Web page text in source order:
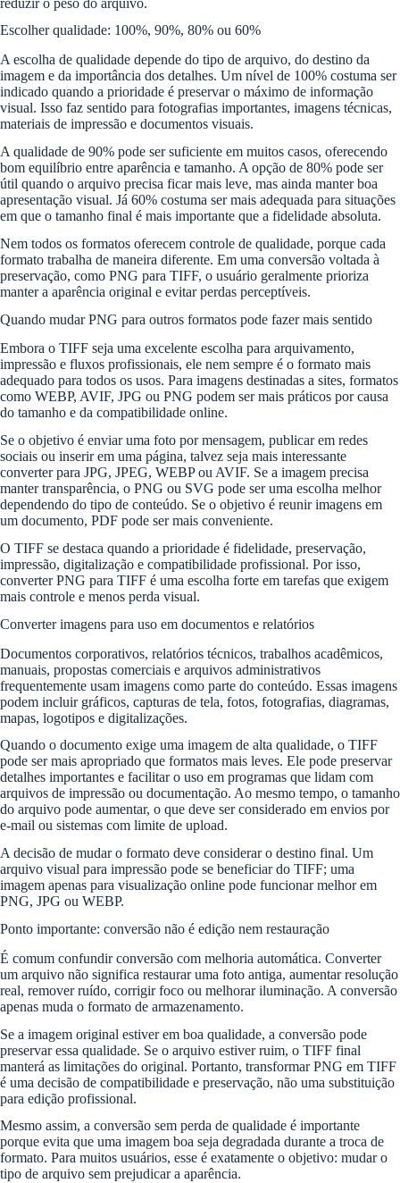
Escolher qualidade: 100%, 90%, 80% ou 60%
A escolha de qualidade depende do tipo de arquivo, do destino da
imagem e da importância dos detalhes. Um nível de 100% costuma ser
indicado quando a prioridade é preservar o máximo de informação
visual. Isso faz sentido para fotografias importantes, imagens técnicas,
materiais de impressão e documentos visuais.
A qualidade de 90% pode ser suficiente em muitos casos, oferecendo
bom equilíbrio entre aparência e tamanho. A opção de 80% pode ser
útil quando o arquivo precisa ficar mais leve, mas ainda manter boa
apresentação visual. Já 60% costuma ser mais adequada para situações
em que o tamanho final é mais importante que a fidelidade absoluta.
Nem todos os formatos oferecem controle de qualidade, porque cada
formato trabalha de maneira diferente. Em uma conversão voltada à
preservação, como PNG para TIFF, o usuário geralmente prioriza
manter a aparência original e evitar perdas perceptíveis.
Quando mudar PNG para outros formatos pode fazer mais sentido
Embora o TIFF seja uma excelente escolha para arquivamento,
impressão e fluxos profissionais, ele nem sempre é o formato mais
adequado para todos os usos. Para imagens destinadas a sites, formatos
como WEBP, AVIF, JPG ou PNG podem ser mais práticos por causa
do tamanho e da compatibilidade online.
Se o objetivo é enviar uma foto por mensagem, publicar em redes
sociais ou inserir em uma página, talvez seja mais interessante
converter para JPG, JPEG, WEBP ou AVIF. Se a imagem precisa
manter transparência, o PNG ou SVG pode ser uma escolha melhor
dependendo do tipo de conteúdo. Se o objetivo é reunir imagens em
um documento, PDF pode ser mais conveniente.
O TIFF se destaca quando a prioridade é fidelidade, preservação,
impressão, digitalização e compatibilidade profissional. Por isso,
converter PNG para TIFF é uma escolha forte em tarefas que exigem
mais controle e menos perda visual.
Converter imagens para uso em documentos e relatórios
Documentos corporativos, relatórios técnicos, trabalhos acadêmicos,
manuais, propostas comerciais e arquivos administrativos
frequentemente usam imagens como parte do conteúdo. Essas imagens
podem incluir gráficos, capturas de tela, fotos, fotografias, diagramas,
mapas, logotipos e digitalizações.
Quando o documento exige uma imagem de alta qualidade, o TIFF
pode ser mais apropriado que formatos mais leves. Ele pode preservar
detalhes importantes e facilitar o uso em programas que lidam com
arquivos de impressão ou documentação. Ao mesmo tempo, o tamanho
do arquivo pode aumentar, o que deve ser considerado em envios por
e-mail ou sistemas com limite de upload.
A decisão de mudar o formato deve considerar o destino final. Um
arquivo visual para impressão pode se beneficiar do TIFF; uma
imagem apenas para visualização online pode funcionar melhor em
PNG, JPG ou WEBP.
Ponto importante: conversão não é edição nem restauração
É comum confundir conversão com melhoria automática. Converter
um arquivo não significa restaurar uma foto antiga, aumentar resolução
real, remover ruído, corrigir foco ou melhorar iluminação. A conversão
apenas muda o formato de armazenamento.
Se a imagem original estiver em boa qualidade, a conversão pode
preservar essa qualidade. Se o arquivo estiver ruim, o TIFF final
manterá as limitações do original. Portanto, transformar PNG em TIFF
é uma decisão de compatibilidade e preservação, não uma substituição
para edição profissional.
Mesmo assim, a conversão sem perda de qualidade é importante
porque evita que uma imagem boa seja degradada durante a troca de
formato. Para muitos usuários, esse é exatamente o objetivo: mudar o
tipo de arquivo sem prejudicar a aparência.